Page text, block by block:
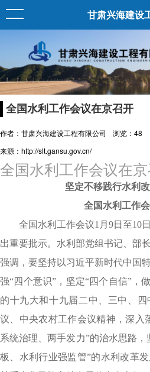
甘肃兴海建设
全国水利工作会议在京召开
作者：甘肃兴海建设工程有限公司 浏览： 48
来源：http://slt.gansu.gov.cn/
全国水利工作会议在
坚定不移践行水利
全国水利工作
全国水利工作会议1月9日至10
出重要批示。水利部党组书记、部
强调，要坚持以习近平新时代中国
强“四个意识”，坚定“四个自信”，
的十九大和十九届二中、三中、
议、中央农村工作会议精神，深入
系统治理、两手发力”的治水思路
板、水利行业强监管”的水利改革